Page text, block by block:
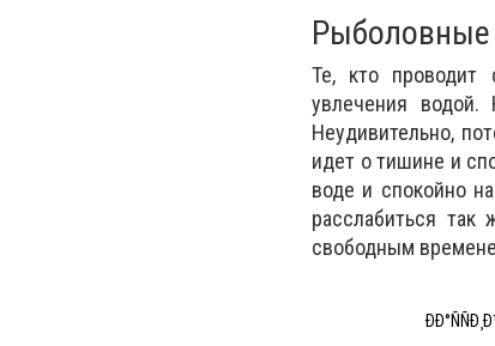
Рыболовные
Те, кто проводит
увлечения водой.
Неудивительно,
идет о тишине и
воде и спокойно
расслабиться
свободным